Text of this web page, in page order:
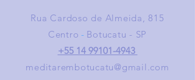
Rua Cardoso de Almeida, 815
Centro - Botucatu - SP
+55 14 99101-4943
meditarembotucatu@gmail.com